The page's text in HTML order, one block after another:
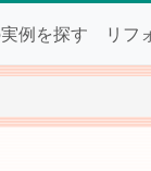
例を探す リフ